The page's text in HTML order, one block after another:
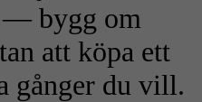
— bygg om
att köpa ett
gånger du vill.